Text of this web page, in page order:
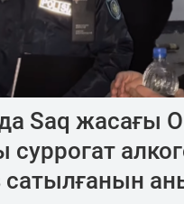
Saq жасағы
сатылғанын